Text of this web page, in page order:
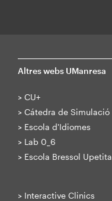
Altres webs UManresa
> CU+
> Cátedra de Simulació
> Escola d'Idiomes
> Lab 0_6
> Escola Bressol Upetita
> Interactive Clinics